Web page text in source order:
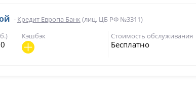
- Кредит Европа Банк (лиц. ЦБ РФ №3311)
Кэшбэк Стоимость обслуживания
Бесплатно